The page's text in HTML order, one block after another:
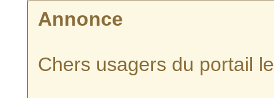
Annonce
Chers usagers du portail